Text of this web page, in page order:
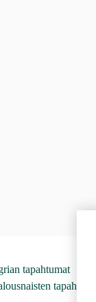
tapahtumat
tapahtumat